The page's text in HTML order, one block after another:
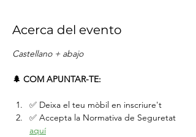
Acerca del evento
Castellano + abajo
🌲 COM APUNTAR-TE:
✅ Deixa el teu mòbil en inscriure't
✅ Accepta la Normativa de Seguretat
aquí